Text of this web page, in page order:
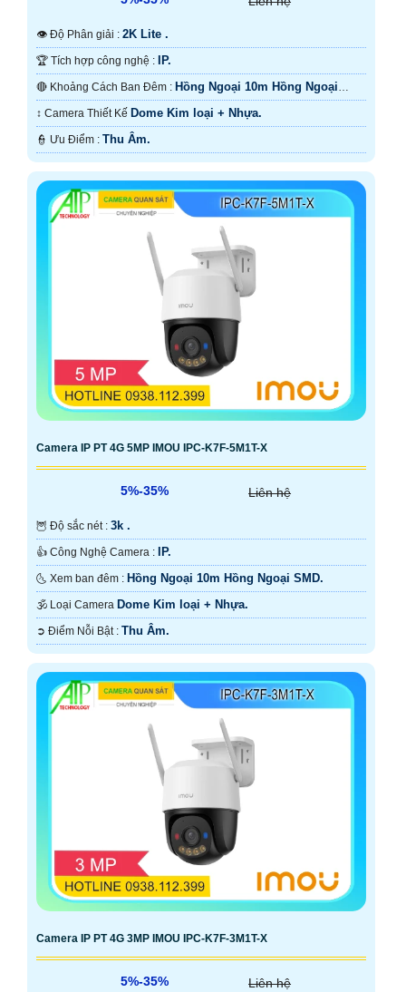
👁 Độ Phân giải : 2K Lite .
🏆 Tích hợp công nghệ : IP.
🔴 Khoảng Cách Ban Đêm : Hồng Ngoại 10m Hồng Ngoại
SMD.
↕️ Camera Thiết Kế Dome Kim loại + Nhựa.
️👮 Ưu Điểm : Thu Âm.
Camera IP PT 4G 5MP IMOU IPC-K7F-5M1T-X
5%-35% Liên hệ
🦉 Độ sắc nét : 3k .
👍 Công Nghệ Camera : IP.
🌜 Xem ban đêm : Hồng Ngoại 10m Hồng Ngoại SMD.
🕉️ Loại Camera Dome Kim loại + Nhựa.
️➲ Điểm Nỗi Bật : Thu Âm.
Camera IP PT 4G 3MP IMOU IPC-K7F-3M1T-X
5%-35% Liên hệ